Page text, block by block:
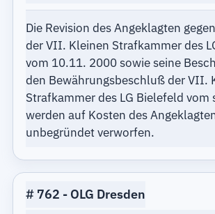
Die Revision des Angeklagten
der VII. Kleinen Strafkammer des
vom 10.11. 2000 sowie seine
den Bewährungsbeschluß der VII.
Strafkammer des LG Bielefeld vom
werden auf Kosten des
unbegründet verworfen.
762 OLG Dresden